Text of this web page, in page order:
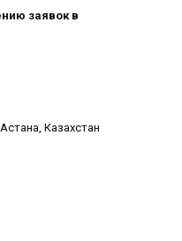
заявок в
Казахстан